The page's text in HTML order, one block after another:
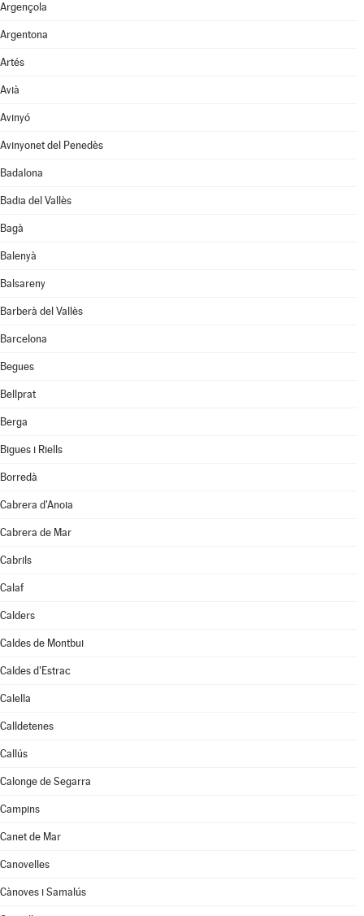
Argençola
Argentona
Artés
Avià
Avinyó
Avinyonet del Penedès
Badalona
Badia del Vallès
Bagà
Balenyà
Balsareny
Barberà del Vallès
Barcelona
Begues
Bellprat
Berga
Bigues i Riells
Borredà
Cabrera d'Anoia
Cabrera de Mar
Cabrils
Calaf
Calders
Caldes de Montbui
Caldes d'Estrac
Calella
Calldetenes
Callús
Calonge de Segarra
Campins
Canet de Mar
Canovelles
Cànoves i Samalús